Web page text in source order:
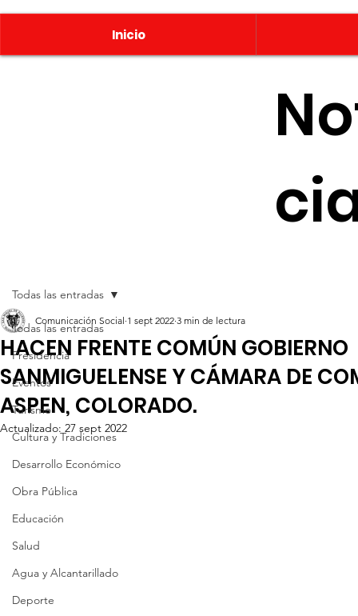
Todas las entradas
Presidencia
Eventos
Turismo
Cultura y Tradiciones
Desarrollo Económico
Obra Pública
Educación
Salud
Agua y Alcantarillado
Deporte
Todas las entradas
HACEN FRENTE COMÚN GOBIERNO
SANMIGUELENSE Y CÁMARA DE
ASPEN, COLORADO.
Comunicación Social 1 sept 2022 3 min de lectura
Actualizado: 27 sept 2022
Inicio